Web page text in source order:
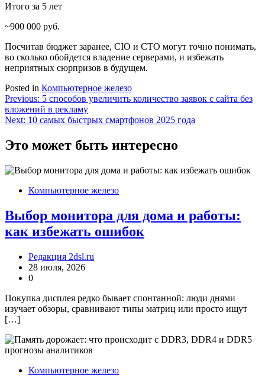
Итого за 5 лет
~900 000 руб.
Посчитав бюджет заранее, CIO и CTO могут точно понимать,
во сколько обойдется владение серверами, и избежать
неприятных сюрпризов в будущем.
Posted in Компьютерное железо
Навигация
по
Previous: 5 способов увеличить количество заявок с сайта без
вложений в рекламу
Next: 10 самых быстрых смартфонов 2025 года
Это может быть интересно
Компьютерное железо
Выбор монитора для дома и работы:
как избежать ошибок
Редакция 2dsl.ru
28 июля, 2026
0
Покупка дисплея редко бывает спонтанной: люди днями
изучает обзоры, сравнивают типы матриц или просто ищут
[…]
Компьютерное железо